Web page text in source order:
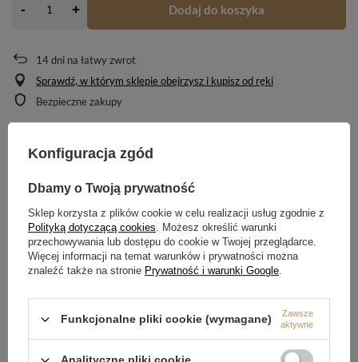
- + Dodaj do koszyka
14dni na łatwy zwrot
Sprawdź, w którym sklepie obejrzysz i kupisz od ręki
Bezpieczne zakupy
OPIS
SZCZEGÓŁOWE DANE
OPINIE (0)
Potrzebujesz pomocy? Masz pytania?
Zadaj pytanie a my odpowiemy niezwłocznie,
dla innych.
Zadaj pytanie
Konfiguracja zgód
Dbamy o Twoją prywatność
Sklep korzysta z plików cookie w celu realizacji usług zgodnie z
Polityką dotyczącą cookies. Możesz określić warunki
przechowywania lub dostępu do cookie w Twojej przeglądarce.
Więcej informacji na temat warunków i prywatności można
znaleźć także na stronie Prywatność i warunki Google.
Funkcjonalne pliki cookie (wymagane)
Zawsze
aktywne